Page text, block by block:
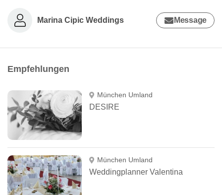
Marina Cipic Weddings Message
Empfehlungen
München Umland
DESIRE
München Umland
Weddingplanner Valentina